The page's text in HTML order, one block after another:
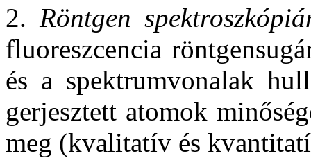
2.Röntgen
fluoreszcencia
és a spektrumvonalak
gerjesztett atomok
meg (kvalitatív és